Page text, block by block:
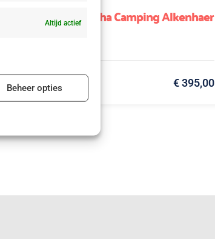
Altijd actief
Altijd actief
Beheer opties
Friesland Appelscha Camping Alkenhaer
€ 395,00